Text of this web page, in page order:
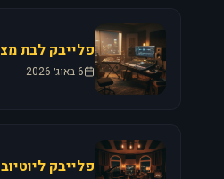
6 באוג׳ 2026